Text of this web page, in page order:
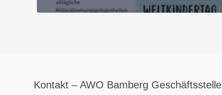
der
unseren
Kontakt – AWO Bamberg Geschäftsstelle